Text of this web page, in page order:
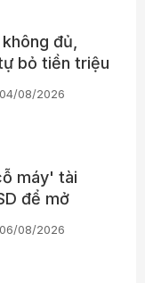
đủ,
bỏ tiền triệu
04/08/2026
máy' tài
để mở
thách
06/08/2026